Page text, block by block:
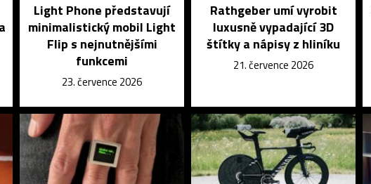
Light Phone představují
minimalistický mobil Light
Flip s nejnutnějšími
funkcemi
23. července 2026
Rathgeber umí vyrobit
luxusně vypadající 3D
štítky a nápisy z hliníku
21. července 2026